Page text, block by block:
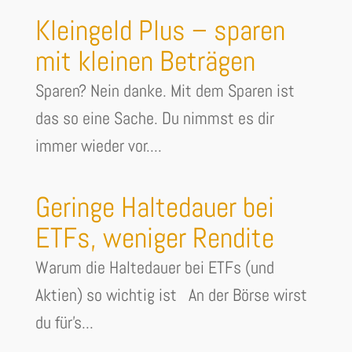
Kleingeld Plus – sparen
mit kleinen Beträgen
Sparen? Nein danke. Mit dem Sparen ist
das so eine Sache. Du nimmst es dir
immer wieder vor....
Geringe Haltedauer bei
ETFs, weniger Rendite
Warum die Haltedauer bei ETFs (und
Aktien) so wichtig ist An der Börse wirst
du für's...